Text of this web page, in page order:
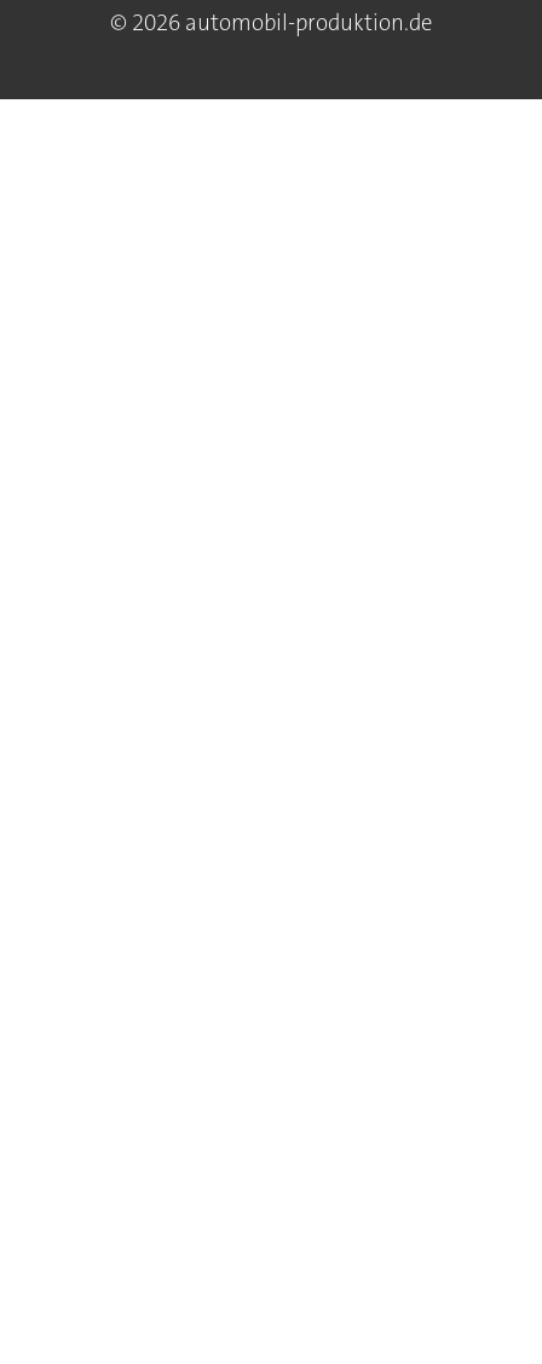
© 2026 automobil-produktion.de